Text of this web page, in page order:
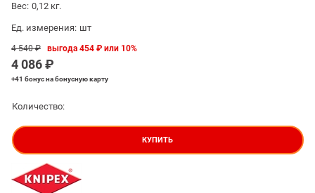
Вес: 0,12 кг.
Ед. измерения: шт
4 540 ₽
4 086 ₽
выгода454 ₽ или 10%
+41 бонусна бонусную карту
Количество:
КУПИТЬ